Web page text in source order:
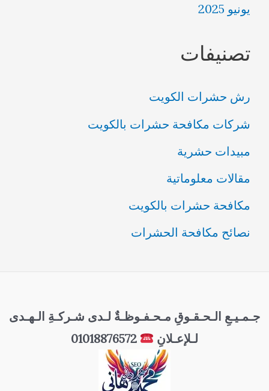
يونيو 2025
تصنيفات
رش حشرات الكويت
شركات مكافحة حشرات بالكويت
مبيدات حشرية
مقالات معلوماتية
مكافحة حشرات بالكويت
نصائح مكافحة الحشرات
جـمـيـعِ الـحـقـوقِ مـحـفـوظـةٌ لـدى شـركـةِ الـهـدى
لـلإعـلانِ